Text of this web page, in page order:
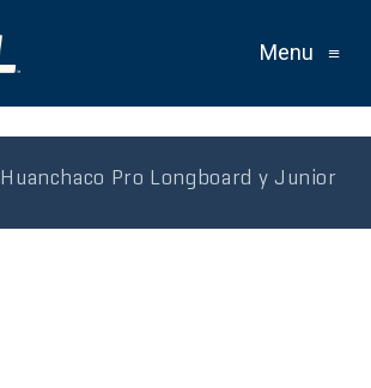
Menu ≡
Huanchaco Pro Longboard y Junior